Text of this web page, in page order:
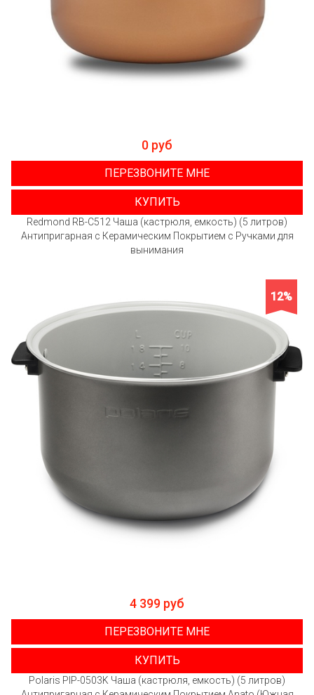
0 руб
ПЕРЕЗВОНИТЕ МНЕ
КУПИТЬ
Redmond RB-C512 Чаша (кастрюля, емкость) (5 литров)
Антипригарная с Керамическим Покрытием с Ручками для
вынимания
12%
4 399 руб
ПЕРЕЗВОНИТЕ МНЕ
КУПИТЬ
Polaris PIP-0503K Чаша (кастрюля, емкость) (5 литров)